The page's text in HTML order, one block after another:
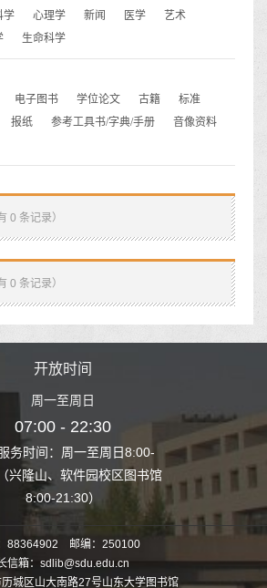
学 心理学 新闻 医学
艺术
生命科学
电子图书 学位论文 古籍
标准
报纸 参考工具书/字典/手册
音像资料
0 条记录）
0 条记录）
开放时间
周一至周日
07:00 - 22:30
务时间：周一至周日8:00-
兴隆山、软件园校区图书馆
8:00-21:30）
人工服务时间
22:00（兴隆山
88364902 邮编：250100
信箱：sdlib@sdu.edu.cn
城区山大南路27号山东大学图书馆